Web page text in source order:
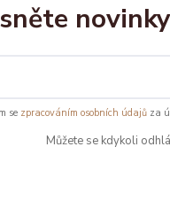
se zpracováním osobních údajů za
Můžete se kdykoli